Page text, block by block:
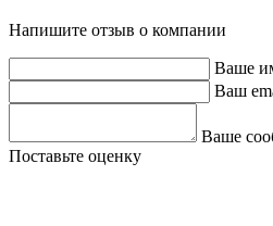
Напишите отзыв о компании
Ваше
Ваш
Ваше
Поставьте оценку